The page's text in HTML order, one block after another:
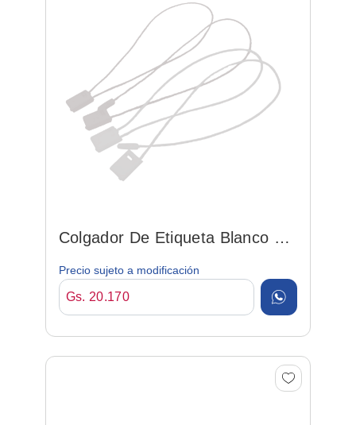
Colgador De Etiqueta Blanco C/
Precio sujeto a modificación
Gs. 20.170